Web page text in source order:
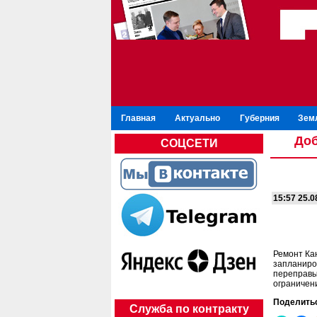
Главная Актуально Губерния
СОЦСЕТИ
Служба по контракту
15:57
Ремонт